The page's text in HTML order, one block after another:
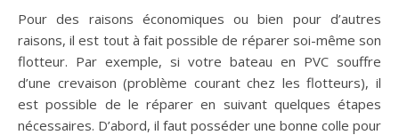
Pour des raisons économiques ou bien pour d’autres
raisons, il est tout à fait possible de réparer soi-même son
flotteur. Par exemple, si votre bateau en PVC souffre
d’une crevaison (problème courant chez les flotteurs), il
est possible de le réparer en suivant quelques étapes
nécessaires. D’abord, il faut posséder une bonne colle pour